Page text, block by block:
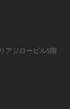
アジロービル5階